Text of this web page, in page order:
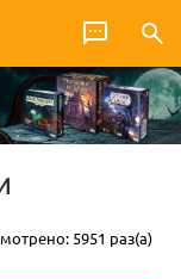
5951 раз(а)